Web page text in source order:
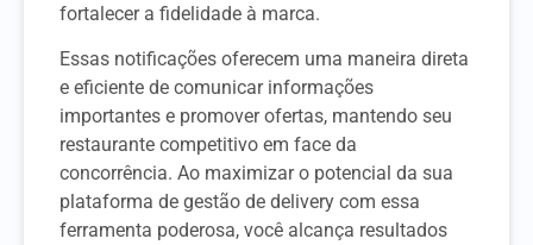
fortalecer a fidelidade à marca.
Essas notificações oferecem uma maneira direta
e eficiente de comunicar informações
importantes e promover ofertas, mantendo seu
restaurante competitivo em face da
concorrência. Ao maximizar o potencial da sua
plataforma de gestão de delivery com essa
ferramenta poderosa, você alcança resultados